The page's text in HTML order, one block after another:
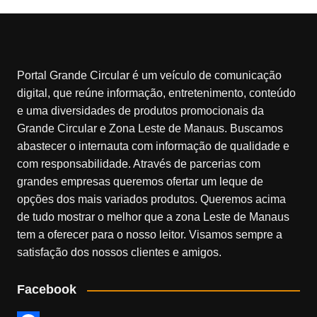
Portal Grande Circular é um veículo de comunicação
digital, que reúne informação, entretenimento, conteúdo
e uma diversidades de produtos promocionais da
Grande Circular e Zona Leste de Manaus. Buscamos
abastecer o internauta com informação de qualidade e
com responsabilidade. Através de parcerias com
grandes empresas queremos ofertar um leque de
opções dos mais variados produtos. Queremos acima
de tudo mostrar o melhor que a zona Leste de Manaus
tem a oferecer para o nosso leitor. Visamos sempre a
satisfação dos nossos clientes e amigos.
Facebook